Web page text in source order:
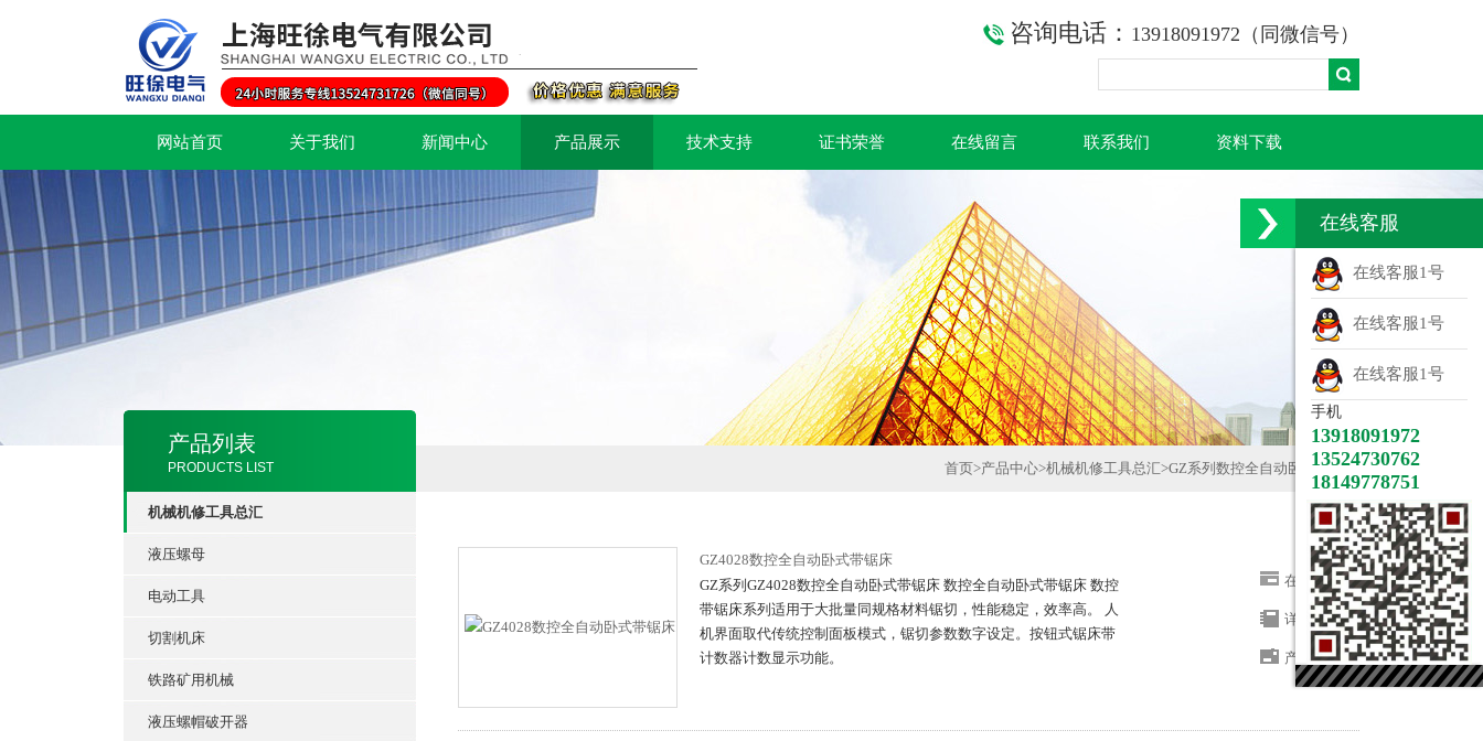
咨询电话： 13918091972（同微信号）
网站首页 关于我们 新闻中心 产品展示 技术支持 证书荣誉 在线留言 联系我们 资料下载
产品列表
PRODUCTS LIST
机械机修工具总汇
液压螺母
电动工具
切割机床
铁路矿用机械
液压螺帽破开器
首页>产品中心>机械机修工具总汇>GZ系列数控全自动卧式带锯床
GZ4028数控全自动卧式带锯床
GZ系列GZ4028数控全自动卧式带锯床 数控全自动卧式带锯床 数控
带锯床系列适用于大批量同规格材料锯切，性能稳定，效率高。 人
机界面取代传统控制面板模式，锯切参数数字设定。按钮式锯床带
计数器计数显示功能。
在线咨询
详细信息
产品结构
在线客服
在线客服1号
在线客服1号
在线客服1号
手机
13918091972
13524730762
18149778751